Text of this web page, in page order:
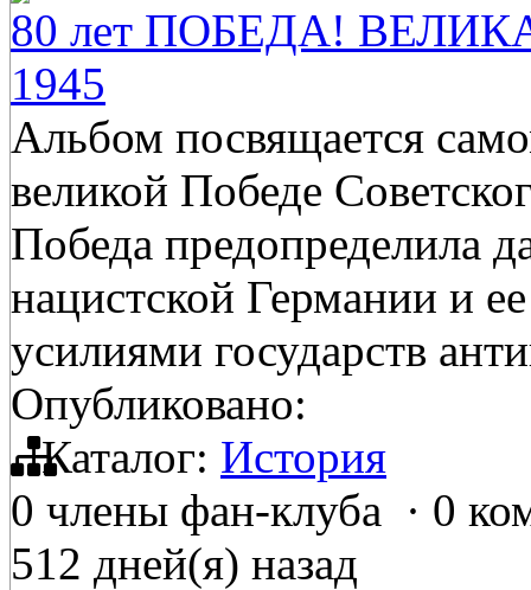
80 лет ПОБЕДА!
1945
Альбом посвящается
великой Победе
Победа предопределила
нацистской Германии и
усилиями государств
Опубликовано:
Каталог: История
0 члены фан-клуба · 0
512 дней(я) назад